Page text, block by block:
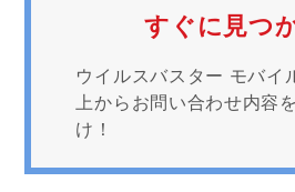
すぐに見つ
ウイルスバスター モバイ
上からお問い合わせ内容
け！